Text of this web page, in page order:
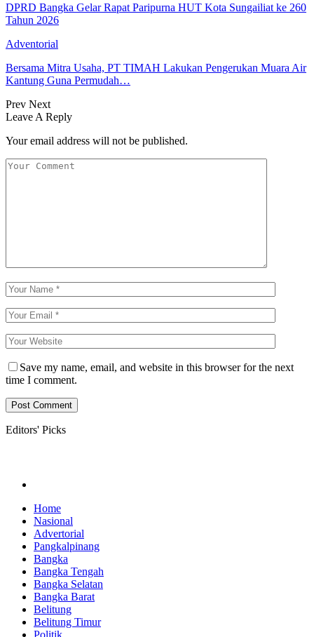
DPRD Bangka Gelar Rapat Paripurna HUT Kota Sungailiat ke 260
Tahun 2026
Adventorial
Bersama Mitra Usaha, PT TIMAH Lakukan Pengerukan Muara Air
Kantung Guna Permudah…
Prev Next
Leave A Reply
Your email address will not be published.
Save my name, email, and website in this browser for the next
time I comment.
Editors' Picks
Home
Nasional
Advertorial
Pangkalpinang
Bangka
Bangka Tengah
Bangka Selatan
Bangka Barat
Belitung
Belitung Timur